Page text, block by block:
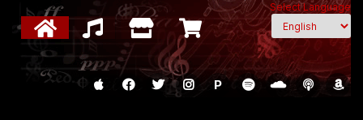
Select Language
P